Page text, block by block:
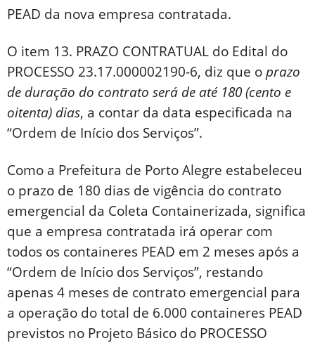
PEAD da nova empresa contratada.
O item 13. PRAZO CONTRATUAL do Edital do
PROCESSO 23.17.000002190-6, diz que oprazo
de duração do contrato será de até 180 (cento e
oitenta) dias, a contar da data especificada na
“Ordem de Início dos Serviços”.
Como a Prefeitura de Porto Alegre estabeleceu
o prazo de 180 dias de vigência do contrato
emergencial da Coleta Containerizada, significa
que a empresa contratada irá operar com
todos os containeres PEAD em 2 meses após a
“Ordem de Início dos Serviços”, restando
apenas 4 meses de contrato emergencial para
a operação do total de 6.000 containeres PEAD
previstos no Projeto Básico do PROCESSO